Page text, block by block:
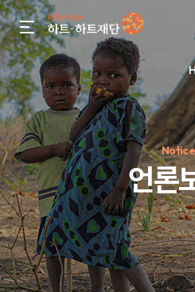
gnb menu open
인기 키워드
#정기후원#하트플레이스#캠
Notice
언론